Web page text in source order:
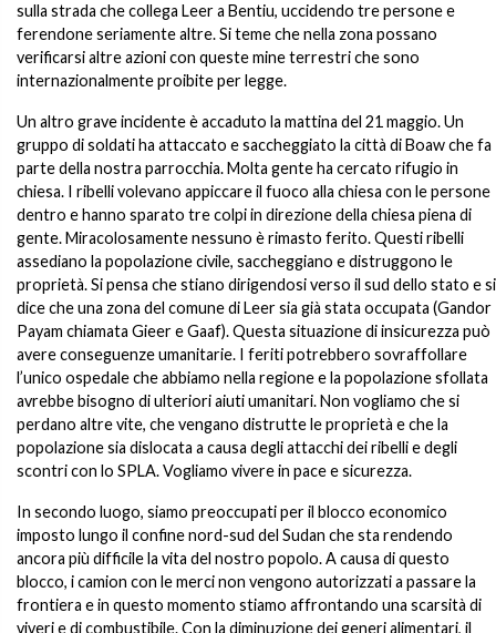
sulla strada che collega Leer a Bentiu, uccidendo tre persone e
ferendone seriamente altre. Si teme che nella zona possano
verificarsi altre azioni con queste mine terrestri che sono
internazionalmente proibite per legge.
Un altro grave incidente è accaduto la mattina del 21 maggio. Un
gruppo di soldati ha attaccato e saccheggiato la città di Boaw che fa
parte della nostra parrocchia. Molta gente ha cercato rifugio in
chiesa. I ribelli volevano appiccare il fuoco alla chiesa con le persone
dentro e hanno sparato tre colpi in direzione della chiesa piena di
gente. Miracolosamente nessuno è rimasto ferito. Questi ribelli
assediano la popolazione civile, saccheggiano e distruggono le
proprietà. Si pensa che stiano dirigendosi verso il sud dello stato e si
dice che una zona del comune di Leer sia già stata occupata (Gandor
Payam chiamata Gieer e Gaaf). Questa situazione di insicurezza può
avere conseguenze umanitarie. I feriti potrebbero sovraffollare
l’unico ospedale che abbiamo nella regione e la popolazione sfollata
avrebbe bisogno di ulteriori aiuti umanitari. Non vogliamo che si
perdano altre vite, che vengano distrutte le proprietà e che la
popolazione sia dislocata a causa degli attacchi dei ribelli e degli
scontri con lo SPLA. Vogliamo vivere in pace e sicurezza.
In secondo luogo, siamo preoccupati per il blocco economico
imposto lungo il confine nord-sud del Sudan che sta rendendo
ancora più difficile la vita del nostro popolo. A causa di questo
blocco, i camion con le merci non vengono autorizzati a passare la
frontiera e in questo momento stiamo affrontando una scarsità di
viveri e di combustibile. Con la diminuzione dei generi alimentari, il